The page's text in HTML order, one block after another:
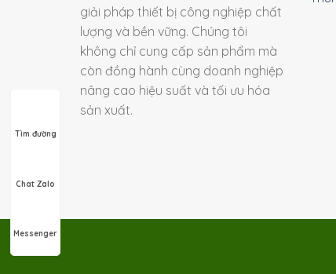
Tìm đường
Chat Zalo
Messenger
giải pháp thiết bị công nghiệp chất
lượng và bền vững. Chúng tôi
không chỉ cung cấp sản phẩm mà
còn đồng hành cùng doanh nghiệp
nâng cao hiệu suất và tối ưu hóa
sản xuất.